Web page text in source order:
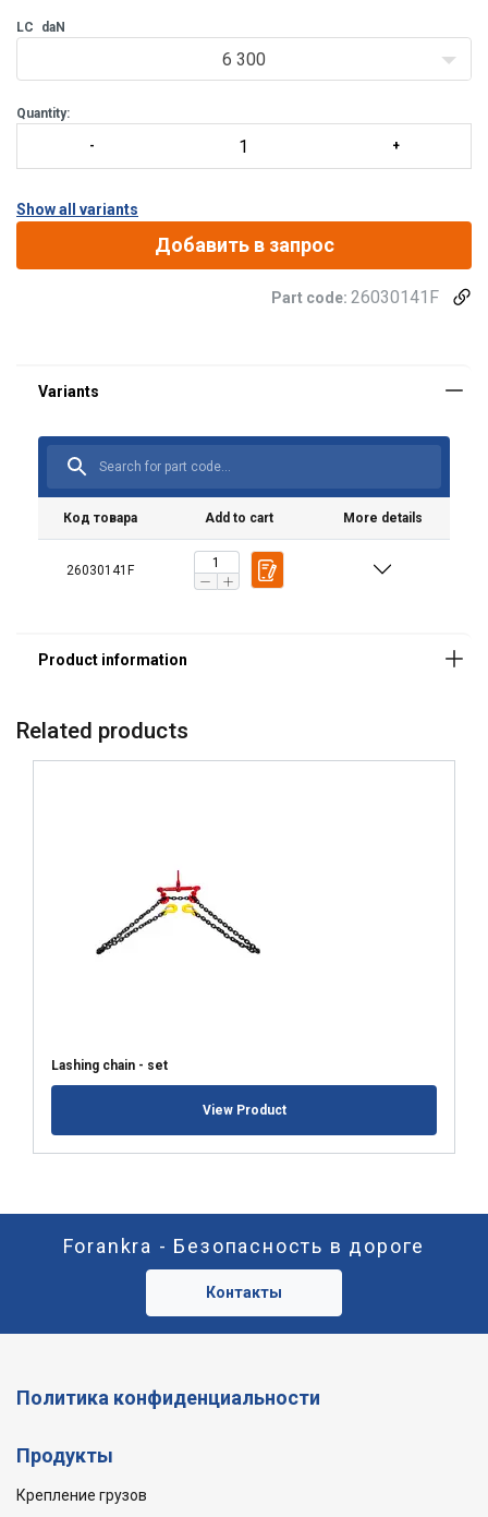
One end is fitted with a hook, while the other features a tensioner
LC daN
6 300
Quantity:
Show all variants
Добавить в запрос
Part code: 26030141F
Код товара Add to cart More details
26030141F
Related products
Lashing chain - set
View Product
Forankra - Безопасность в дороге
Контакты
Политика конфиденциальности
Продукты
Крепление грузов